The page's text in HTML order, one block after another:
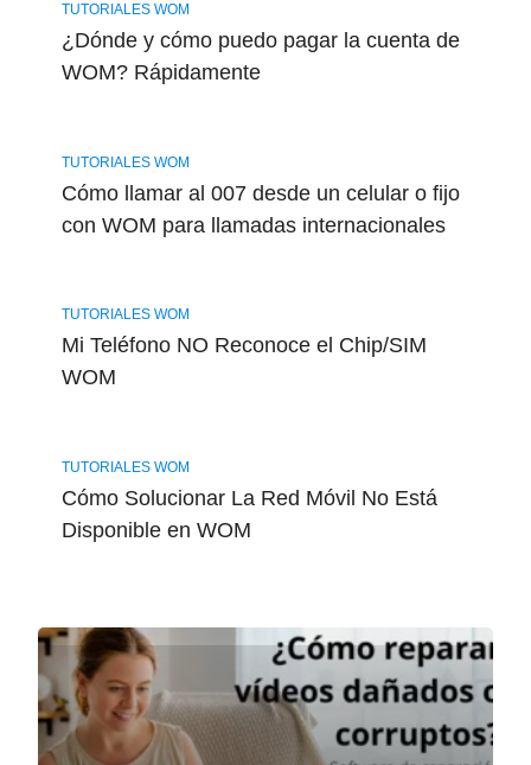
TUTORIALES WOM
¿Dónde y cómo puedo pagar la cuenta de
WOM? Rápidamente
TUTORIALES WOM
Cómo llamar al 007 desde un celular o fijo
con WOM para llamadas internacionales
TUTORIALES WOM
Mi Teléfono NO Reconoce el Chip/SIM
WOM
TUTORIALES WOM
Cómo Solucionar La Red Móvil No Está
Disponible en WOM